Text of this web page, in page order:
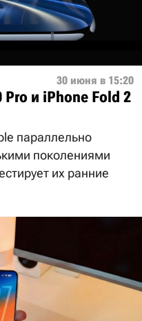
30 июня в 15:20
Pro и iPhone Fold 2
параллельно
поколениями
их ранние